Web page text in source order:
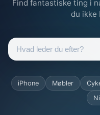
Find fantastiske ting i
du ikke
iPhone Møbler